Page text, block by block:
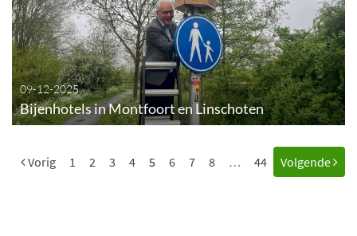
09-12-2025
Bijenhotels in Montfoort en Linschoten
Vorig 1 2 3 4 5 6 7 8 … 44 Volgende